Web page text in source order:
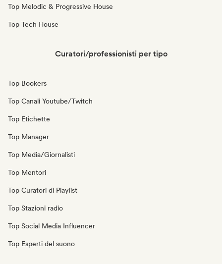
Top Melodic & Progressive House
Top Tech House
Curatori/professionisti per tipo
Top Bookers
Top Canali Youtube/Twitch
Top Etichette
Top Manager
Top Media/Giornalisti
Top Mentori
Top Curatori di Playlist
Top Stazioni radio
Top Social Media Influencer
Top Esperti del suono